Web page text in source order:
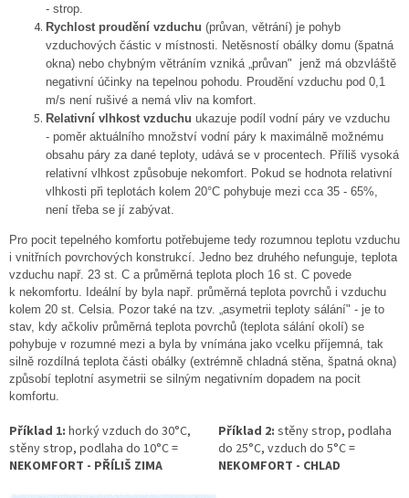
- strop.
Rychlost proudění vzduchu (průvan, větrání) je pohyb
vzduchových částic v místnosti. Netěsností obálky domu (špatná
okna) nebo chybným větráním vzniká „průvan" jenž má obzvláště
negativní účinky na tepelnou pohodu. Proudění vzduchu pod 0,1
m/s není rušivé a nemá vliv na komfort.
Relativní vlhkost vzduchu ukazuje podíl vodní páry ve vzduchu
- poměr aktuálního množství vodní páry k maximálně možnému
obsahu páry za dané teploty, udává se v procentech. Příliš vysoká
relativní vlhkost způsobuje nekomfort. Pokud se hodnota relativní
vlhkosti při teplotách kolem 20°C pohybuje mezi cca 35 - 65%,
není třeba se jí zabývat.
Pro pocit tepelného komfortu potřebujeme tedy rozumnou teplotu vzduchu
i vnitřních povrchových konstrukcí. Jedno bez druhého nefunguje, teplota
vzduchu např. 23 st. C a průměrná teplota ploch 16 st. C povede
k nekomfortu. Ideální by byla např. průměrná teplota povrchů i vzduchu
kolem 20 st. Celsia. Pozor také na tzv. „asymetrii teploty sálání" - je to
stav, kdy ačkoliv průměrná teplota povrchů (teplota sálání okolí) se
pohybuje v rozumné mezi a byla by vnímána jako vcelku příjemná, tak
silně rozdílná teplota části obálky (extrémně chladná stěna, špatná okna)
způsobí teplotní asymetrii se silným negativním dopadem na pocit
komfortu.
Příklad 1: horký vzduch do 30°C,
stěny strop, podlaha do 10°C =
NEKOMFORT - PŘÍLIŠ ZIMA
Příklad 2: stěny strop, podlaha
do 25°C, vzduch do 5°C =
NEKOMFORT - CHLAD